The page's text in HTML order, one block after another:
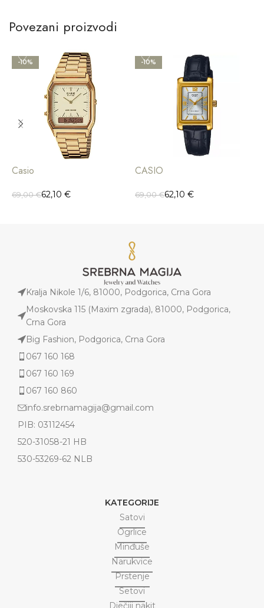
Povezani proizvodi
-10%
Casio
69,00€62,10 €
-10%
CASIO
69,00€62,10 €
Kralja Nikole 1/6, 81000, Podgorica, Crna Gora
Moskovska 115 (Maxim zgrada), 81000, Podgorica,
Crna Gora
Big Fashion, Podgorica, Crna Gora
067 160 168
067 160 169
067 160 860
info.srebrnamagija@gmail.com
PIB: 03112454
520-31058-21 HB
530-53269-62 NLB
KATEGORIJE
Satovi
Ogrlice
Minđuše
Narukvice
Prstenje
Setovi
Dječiji nakit